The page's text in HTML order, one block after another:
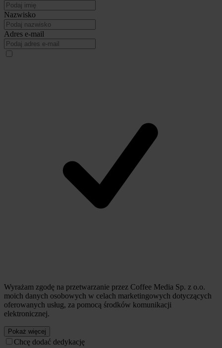
Nazwisko
Adres e-mail
Wyrażam zgodę na przetwarzanie przez Coffee Media Sp. z o.o.
moich danych osobowych w celach marketingowych dotyczących
oferowanych usług, za pomocą środków komunikacji
elektronicznej.
Pokaż więcej
Chcę dodać dedykację